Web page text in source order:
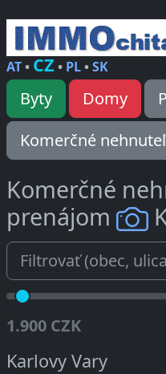
AT• CZ • PL•SK
Byty Domy
Komerčné
Komerčné
prenájom
1.900 CZK
Karlovy Vary